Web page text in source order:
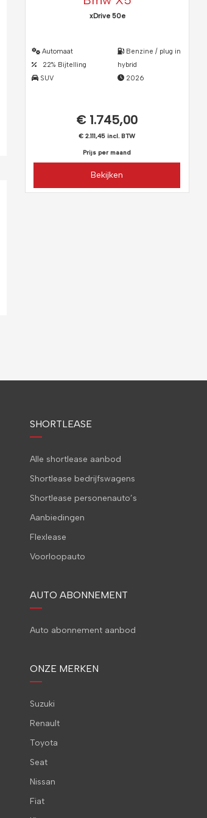
xDrive 50e
Automaat
22% Bijtelling
SUV
Benzine / plug in
hybrid
2026
€ 1.745,00
€ 2.111,45 incl. BTW
Prijs per maand
Bekijken
SHORTLEASE
Alle shortlease aanbod
Shortlease bedrijfswagens
Shortlease personenauto’s
Aanbiedingen
Flexlease
Voorloopauto
AUTO ABONNEMENT
Auto abonnement aanbod
ONZE MERKEN
Suzuki
Renault
Toyota
Seat
Nissan
Fiat